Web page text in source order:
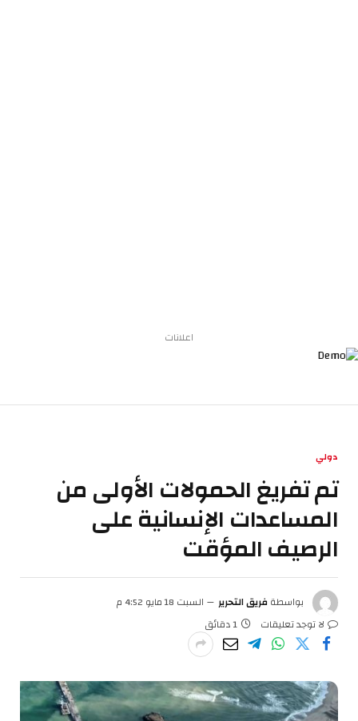
اعلانات
دولي
تم تفريغ الحمولات الأولى من
المساعدات الإنسانية على
الرصيف المؤقت
بواسطةفريق التحرير
السبت 18 مايو 4:52 م
لا توجد تعليقات
1 دقائق